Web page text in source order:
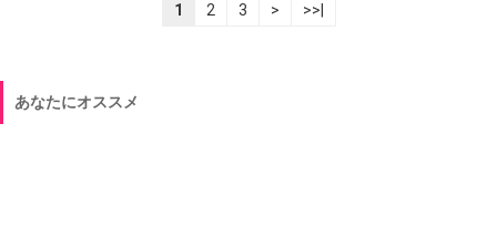
1 2 3 > >>|
あなたにオススメ